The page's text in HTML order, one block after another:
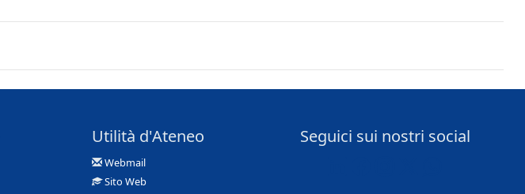
Utilità d'Ateneo
Webmail
Sito Web
Seguici sui nostri social